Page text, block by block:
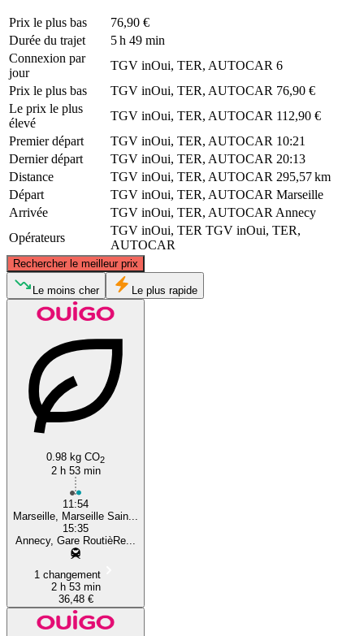
Prix ​​le plus bas
76,90 €
Durée du trajet
5 h 49 min
Connexion par
jour
TGV inOui, TER, AUTOCAR 6
Prix ​​le plus bas
TGV inOui, TER, AUTOCAR 76,90 €
Le prix le plus
élevé
TGV inOui, TER, AUTOCAR 112,90 €
Premier départ
TGV inOui, TER, AUTOCAR 10:21
Dernier départ
TGV inOui, TER, AUTOCAR 20:13
Distance
TGV inOui, TER, AUTOCAR 295,57 km
Départ
TGV inOui, TER, AUTOCAR Marseille
Arrivée
TGV inOui, TER, AUTOCAR Annecy
Opérateurs
TGV inOui, TER TGV inOui, TER,
AUTOCAR
Rechercher le meilleur prix
Annecy
Le moins cher Le plus rapide
0.98 kg CO2
2 h 53 min
11:54
Marseille, Marseille Sain...
15:35
Annecy, Gare RoutièRe...
1 changement
2 h 53 min
36,48 €